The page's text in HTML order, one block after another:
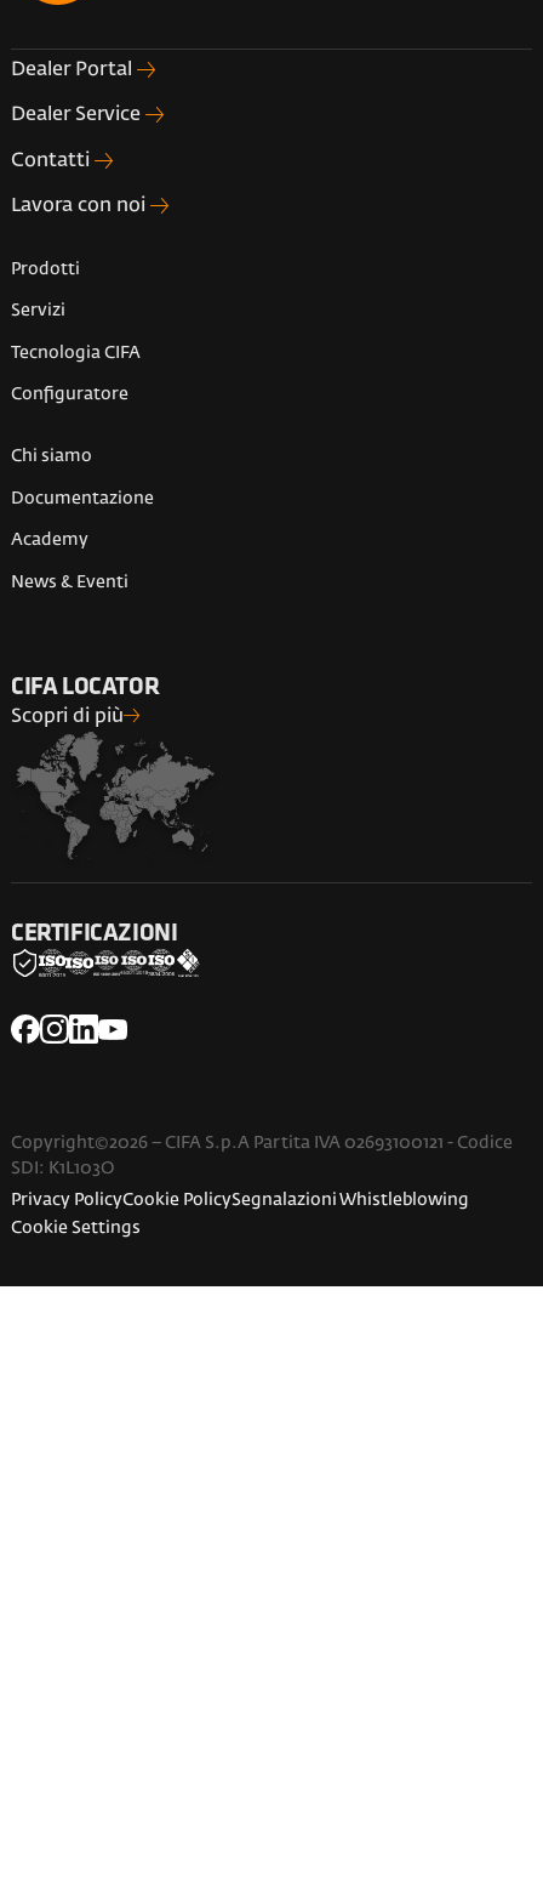
CIFA LOCATOR
Scopri di più
Dealer Portal
Dealer Service
Contatti
Lavora con noi
Prodotti
Servizi
Tecnologia CIFA
Configuratore
Chi siamo
Documentazione
Academy
News & Eventi
CERTIFICAZIONI
Copyright©2026 – CIFA S.p.A Partita IVA 02693100121 - Codice
SDI: K1L103O
Privacy PolicyCookie PolicySegnalazioni Whistleblowing
Cookie Settings